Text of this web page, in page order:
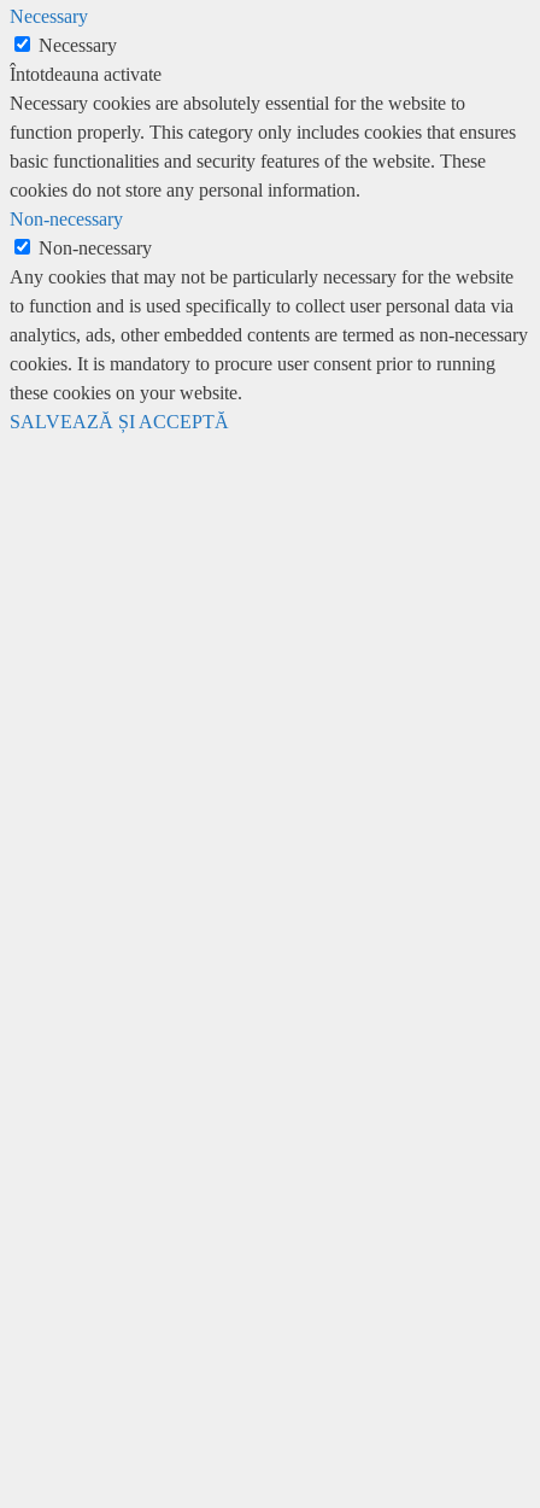
Necessary
Necessary
Întotdeauna activate
Necessary cookies are absolutely essential for the website to
function properly. This category only includes cookies that ensures
basic functionalities and security features of the website. These
cookies do not store any personal information.
Non-necessary
Non-necessary
Any cookies that may not be particularly necessary for the website
to function and is used specifically to collect user personal data via
analytics, ads, other embedded contents are termed as non-necessary
cookies. It is mandatory to procure user consent prior to running
these cookies on your website.
SALVEAZĂ ȘI ACCEPTĂ